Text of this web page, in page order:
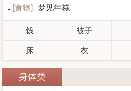
[食物] 梦见年糕
钱 被子
床 衣
身体类